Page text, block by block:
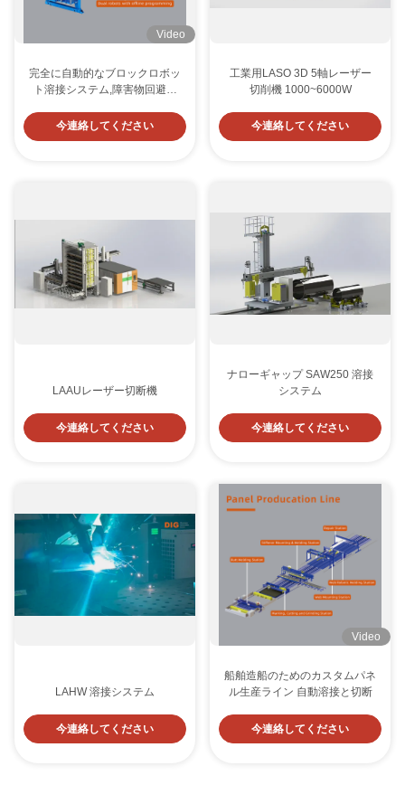
Video
完全に自動的なブロックロボッ
ト溶接システム,障害物回避イ
めのマルチロボットの同期
今連絡してください
工業用LASO 3D 5軸レーザー
切削機 1000~6000W
今連絡してください
LAAUレーザー切断機
今連絡してください
ナローギャップ SAW250 溶接
システム
今連絡してください
LAHW 溶接システム
今連絡してください
Video
船舶造船のためのカスタムパネ
ル生産ライン 自動溶接と切断
今連絡してください
LAAUレーザー切断機